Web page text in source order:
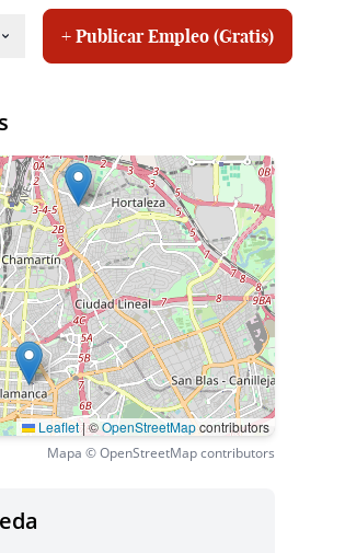
+ Publicar Empleo (Gratis)
Leaflet|©OpenStreetMapcontributors
Mapa © OpenStreetMap contributors